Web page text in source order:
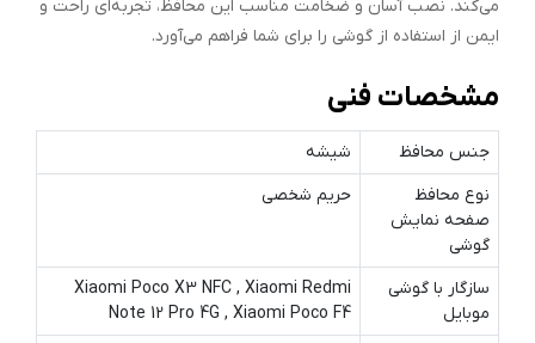
می‌کند. نصب آسان و ضخامت مناسب این محافظ، تجربه‌ای راحت و
ایمن از استفاده از گوشی را برای شما فراهم می‌آورد.
مشخصات فنی
جنس محافظ
شیشه
نوع محافظ
صفحه نمایش
گوشی
حریم شخصی
سازگار با گوشی
موبایل
Xiaomi Poco X3 NFC , Xiaomi Redmi
Note 12 Pro 4G , Xiaomi Poco F4